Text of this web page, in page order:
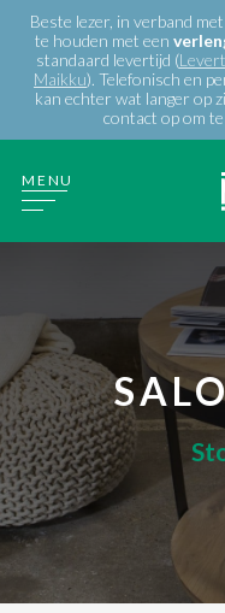
Beste lezer, in verband
te houden met een
standaard levertijd (
Maikku). Telefonisch en
kan echter wat langer op
contact op om
MENU